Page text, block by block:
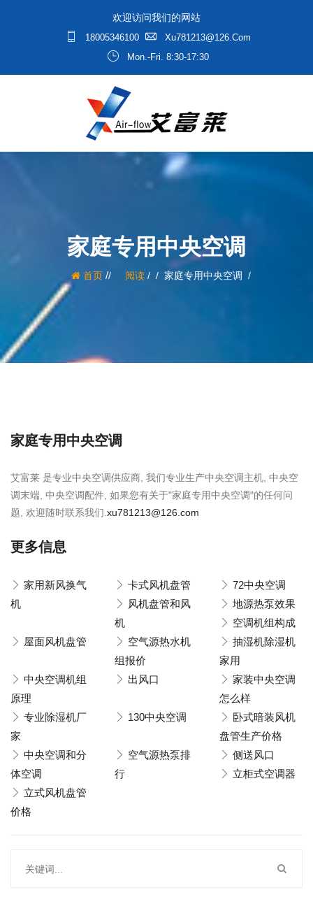
欢迎访问我们的网站
18005346100
Xu781213@126.com
Mon.-Fri. 8:30-17:30
家庭专用中央空调
首页/ 阅读/ 家庭专用中央空调
家庭专用中央空调
艾富莱 是专业中央空调供应商, 我们专业生产中央空调主机, 中央空
调末端, 中央空调配件, 如果您有关于"家庭专用中央空调"的任何问
题, 欢迎随时联系我们. xu781213@126.com
更多信息
家用新风换气
机
卡式风机盘管
72中央空调
风机盘管和风
机
地源热泵效果
空调机组构成
屋面风机盘管
空气源热水机
组报价
抽湿机除湿机
家用
中央空调机组
原理
出风口
家装中央空调
怎么样
专业除湿机厂
家
130中央空调
卧式暗装风机
盘管生产价格
中央空调和分
体空调
空气源热泵排
行
侧送风口
立柜式空调器
立式风机盘管
价格